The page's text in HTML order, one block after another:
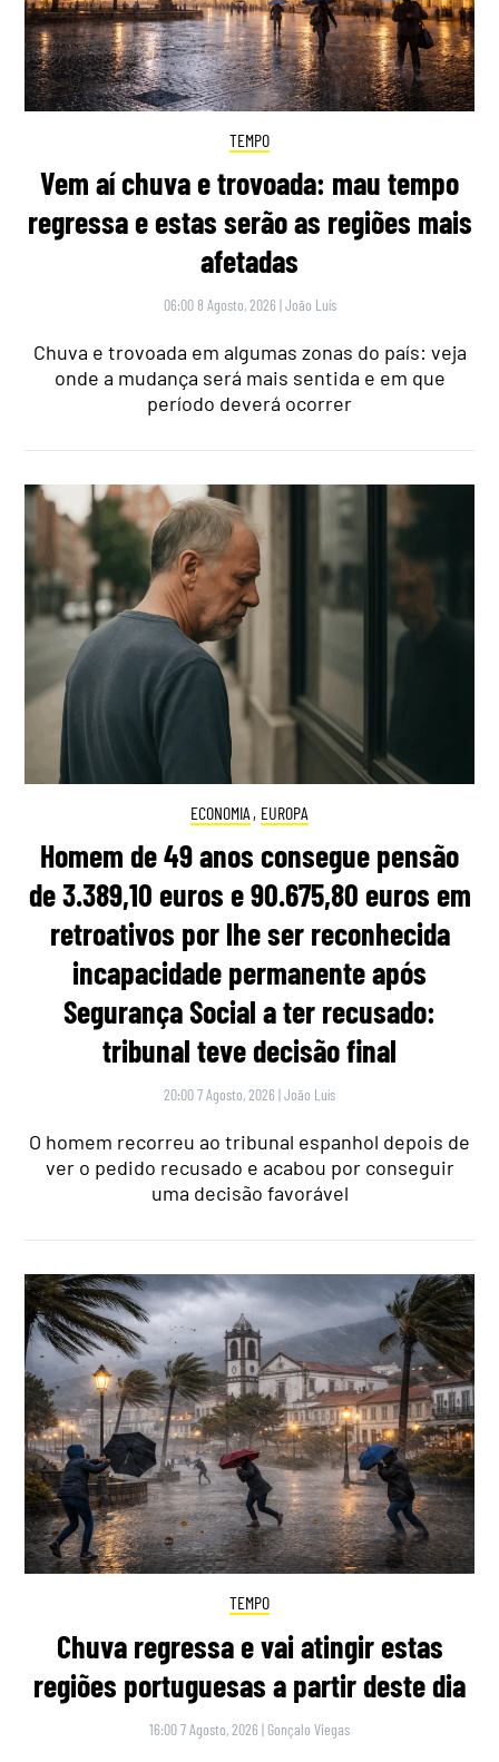
TEMPO
Vem aí chuva e trovoada: mau tempo
regressa e estas serão as regiões mais
afetadas
06:00 8 Agosto, 2026 |João Luís
Chuva e trovoada em algumas zonas do país: veja
onde a mudança será mais sentida e em que
período deverá ocorrer
ECONOMIA , EUROPA
Homem de 49 anos consegue pensão
de 3.389,10 euros e 90.675,80 euros em
retroativos por lhe ser reconhecida
incapacidade permanente após
Segurança Social a ter recusado:
tribunal teve decisão final
20:00 7 Agosto, 2026 |João Luís
O homem recorreu ao tribunal espanhol depois de
ver o pedido recusado e acabou por conseguir
uma decisão favorável
TEMPO
Chuva regressa e vai atingir estas
regiões portuguesas a partir deste dia
16:00 7 Agosto, 2026 | Gonçalo Viegas